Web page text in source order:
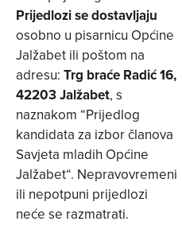
Prijedlozi se dostavljaju
osobno u pisarnicu Općine
Jalžabet ili poštom na
adresu: Trg braće Radić 16,
42203 Jalžabet, s
naznakom “Prijedlog
kandidata za izbor članova
Savjeta mladih Općine
Jalžabet“. Nepravovremeni
ili nepotpuni prijedlozi
neće se razmatrati.